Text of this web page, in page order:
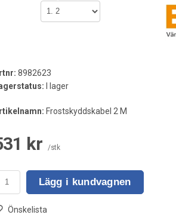
8982623
I lager
Frostskyddskabel 2 M
kr /stk
Lägg i kundvagnen
Önskelista